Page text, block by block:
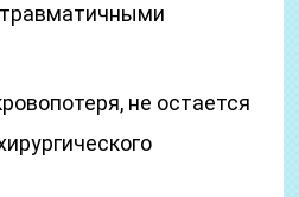
не остается